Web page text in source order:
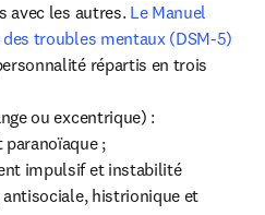
avec les autres. Le Manuel
troubles mentaux (DSM-5)
répartis en trois
ou excentrique) :
;
impulsif et instabilité
histrionique et